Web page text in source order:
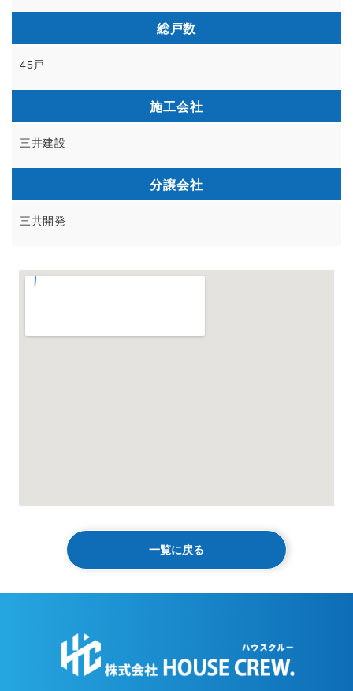
総戸数
45戸
施工会社
三井建設
分譲会社
三共開発
一覧に戻る